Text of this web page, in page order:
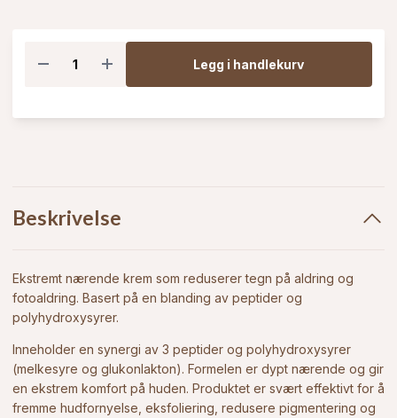
Legg i handlekurv
Beskrivelse
Ekstremt nærende krem som reduserer tegn på aldring og
fotoaldring. Basert på en blanding av peptider og
polyhydroxysyrer.
Inneholder en synergi av 3 peptider og polyhydroxysyrer
(melkesyre og glukonlakton). Formelen er dypt nærende og gir
en ekstrem komfort på huden. Produktet er svært effektivt for å
fremme hudfornyelse, eksfoliering, redusere pigmentering og